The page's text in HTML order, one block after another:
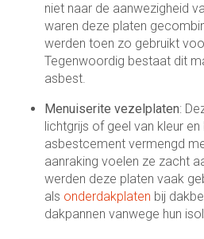
niet naar de aanwezigheid
waren deze platen
werden toen zo gebruikt
Tegenwoordig bestaat dit
asbest.
Menuiserite vezelplaten:
lichtgrijs of geel van kleur
asbestcement vermengd
aanraking voelen ze zacht
werden deze platen vaak
als onderdakplaten bij
dakpannen vanwege hun